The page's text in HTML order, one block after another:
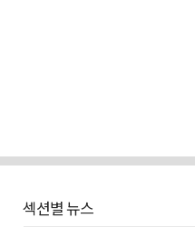
섹션별 뉴스